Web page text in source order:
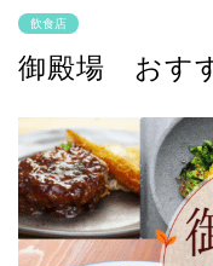
飲食店
御殿場 お